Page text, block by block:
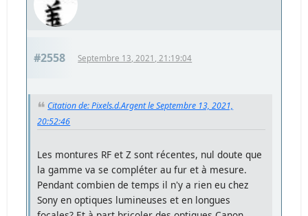
#2558 Septembre 13, 2021, 21:19:04
Citation de: Pixels.d.Argent le Septembre 13, 2021,
20:52:46
Les montures RF et Z sont récentes, nul doute que
la gamme va se compléter au fur et à mesure.
Pendant combien de temps il n'y a rien eu chez
Sony en optiques lumineuses et en longues